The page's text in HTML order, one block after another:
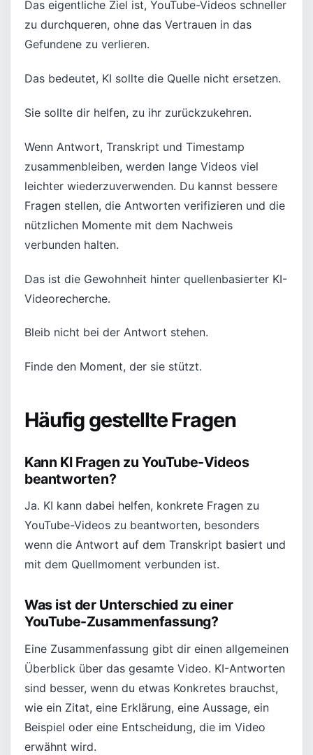
Das eigentliche Ziel ist, YouTube-Videos schneller
zu durchqueren, ohne das Vertrauen in das
Gefundene zu verlieren.
Das bedeutet, KI sollte die Quelle nicht ersetzen.
Sie sollte dir helfen, zu ihr zurückzukehren.
Wenn Antwort, Transkript und Timestamp
zusammenbleiben, werden lange Videos viel
leichter wiederzuverwenden. Du kannst bessere
Fragen stellen, die Antworten verifizieren und die
nützlichen Momente mit dem Nachweis
verbunden halten.
Das ist die Gewohnheit hinter quellenbasierter KI-
Videorecherche.
Bleib nicht bei der Antwort stehen.
Finde den Moment, der sie stützt.
Häufig gestellte Fragen
Kann KI Fragen zu YouTube-Videos
beantworten?
Ja. KI kann dabei helfen, konkrete Fragen zu
YouTube-Videos zu beantworten, besonders
wenn die Antwort auf dem Transkript basiert und
mit dem Quellmoment verbunden ist.
Was ist der Unterschied zu einer
YouTube-Zusammenfassung?
Eine Zusammenfassung gibt dir einen allgemeinen
Überblick über das gesamte Video. KI-Antworten
sind besser, wenn du etwas Konkretes brauchst,
wie ein Zitat, eine Erklärung, eine Aussage, ein
Beispiel oder eine Entscheidung, die im Video
erwähnt wird.